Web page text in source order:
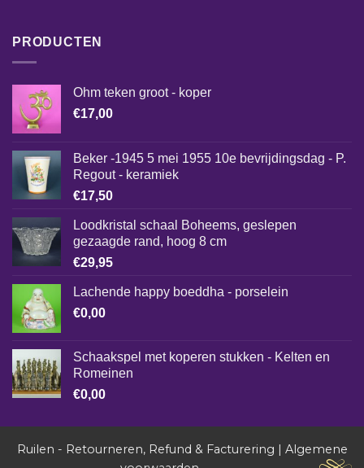
PRODUCTEN
Ohm teken groot - koper
€17,00
Beker -1945 5 mei 1955 10e bevrijdingsdag - P.
Regout - keramiek
€17,50
Loodkristal schaal Boheems, geslepen
gezaagde rand, hoog 8 cm
€29,95
Lachende happy boeddha - porselein
€0,00
Schaakspel met koperen stukken - Kelten en
Romeinen
€0,00
Ruilen - Retourneren, Refund & Facturering
Algemene